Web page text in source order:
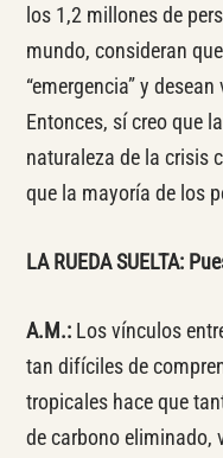
los 1,2 millones de
mundo, consideran
“emergencia” y
Entonces, sí creo que
naturaleza de la crisis
que la mayoría de los
LA RUEDA SUELTA:
A.M.: Los vínculos
tan difíciles de
tropicales hace que
de carbono eliminado,